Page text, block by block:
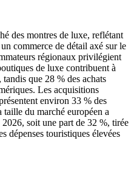
des montres de luxe, reflétant
commerce de détail axé sur le
régionaux privilégient
de luxe contribuent à
que 28 % des achats
Les acquisitions
environ 33 % des
du marché européen a
soit une part de 32 %, tirée
dépenses touristiques élevées